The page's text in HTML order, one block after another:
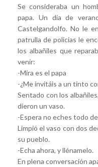
Se consideraba un
papa. Un día de
Castelgandolfo. No le
patrulla de policias le
los albañiles que
venir:
-Mira es el papa
-¿Me invitáis a un tinto
Sentado con los
dieron un vaso.
-Espera no eches todo
Limpió el vaso con dos
su pueblo.
-Echa ahora, y llénamelo.
En plena conversación